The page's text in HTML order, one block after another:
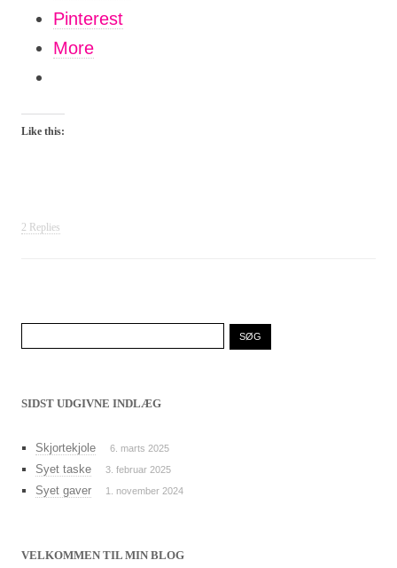
Pinterest
More
Like this:
2 Replies
SIDST UDGIVNE INDLÆG
Skjortekjole 6. marts 2025
Syet taske 3. februar 2025
Syet gaver 1. november 2024
VELKOMMEN TIL MIN BLOG